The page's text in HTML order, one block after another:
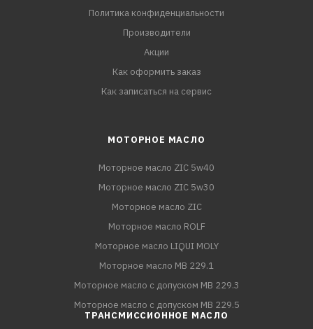
Политика конфиденциальности
Производители
Акции
Как оформить заказ
Как записаться на сервис
МОТОРНОЕ МАСЛО
Моторное масло ZIC 5w40
Моторное масло ZIC 5w30
Моторное масло ZIC
Моторное масло ROLF
Моторное масло LIQUI MOLY
Моторное масло MB 229.1
Моторное масло с допуском MB 229.3
Моторное масло с допуском MB 229.5
ТРАНСМИССИОННОЕ МАСЛО